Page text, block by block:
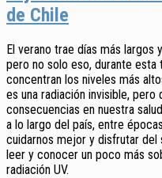
de Chile
El verano trae días más largos
pero no solo eso, durante
concentran los niveles más
es una radiación invisible,
consecuencias en nuestra
a lo largo del país, entre
cuidarnos mejor y disfrutar del
leer y conocer un poco más
radiación UV.